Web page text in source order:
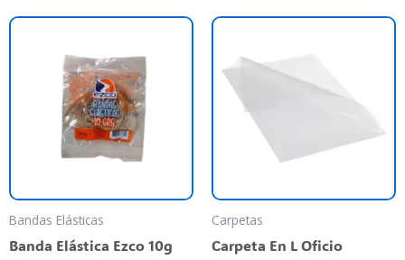
Bandas Elásticas
Banda Elástica Ezco 10g
Carpetas
Carpeta En L Oficio